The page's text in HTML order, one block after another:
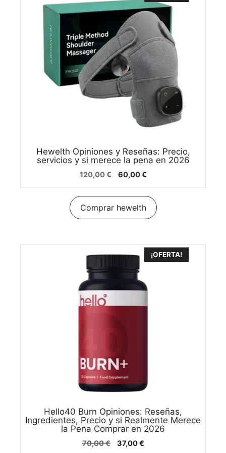
Hewelth Opiniones y Reseñas: Precio,
servicios y si merece la pena en 2026
120,00€
El
original
era:
120,00 €.
60,00€El
actual
es:
60,00 €.
Comprar hewelth
¡OFERTA!
Hello40 Burn Opiniones: Reseñas,
Ingredientes, Precio y si Realmente Merece
la Pena Comprar en 2026
70,00€
El
37,00€El